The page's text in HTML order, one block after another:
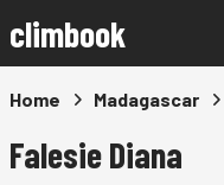
climbook
Home Madagascar
Falesie Diana